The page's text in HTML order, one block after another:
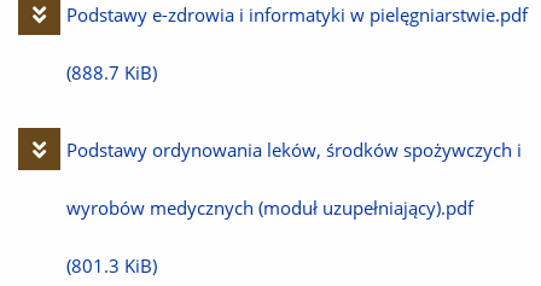
Pobierz
plik
Podstawy e-zdrowia i informatyki w pielęgniarstwie.pdf
(888.7 KiB)
Pobierz
plik
Podstawy ordynowania leków, środków spożywczych i
wyrobów medycznych (moduł uzupełniający).pdf
(801.3 KiB)